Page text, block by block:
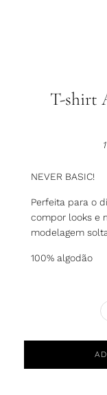
T-shirt
NEVER BASIC!
Perfeita para o
compor looks e
modelagem
100% algodão